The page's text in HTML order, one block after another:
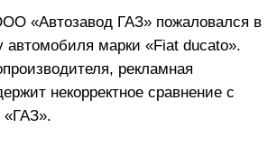
«Автозавод ГАЗ» пожаловался в
марки «Fiat ducato».
рекламная
некорректное сравнение с